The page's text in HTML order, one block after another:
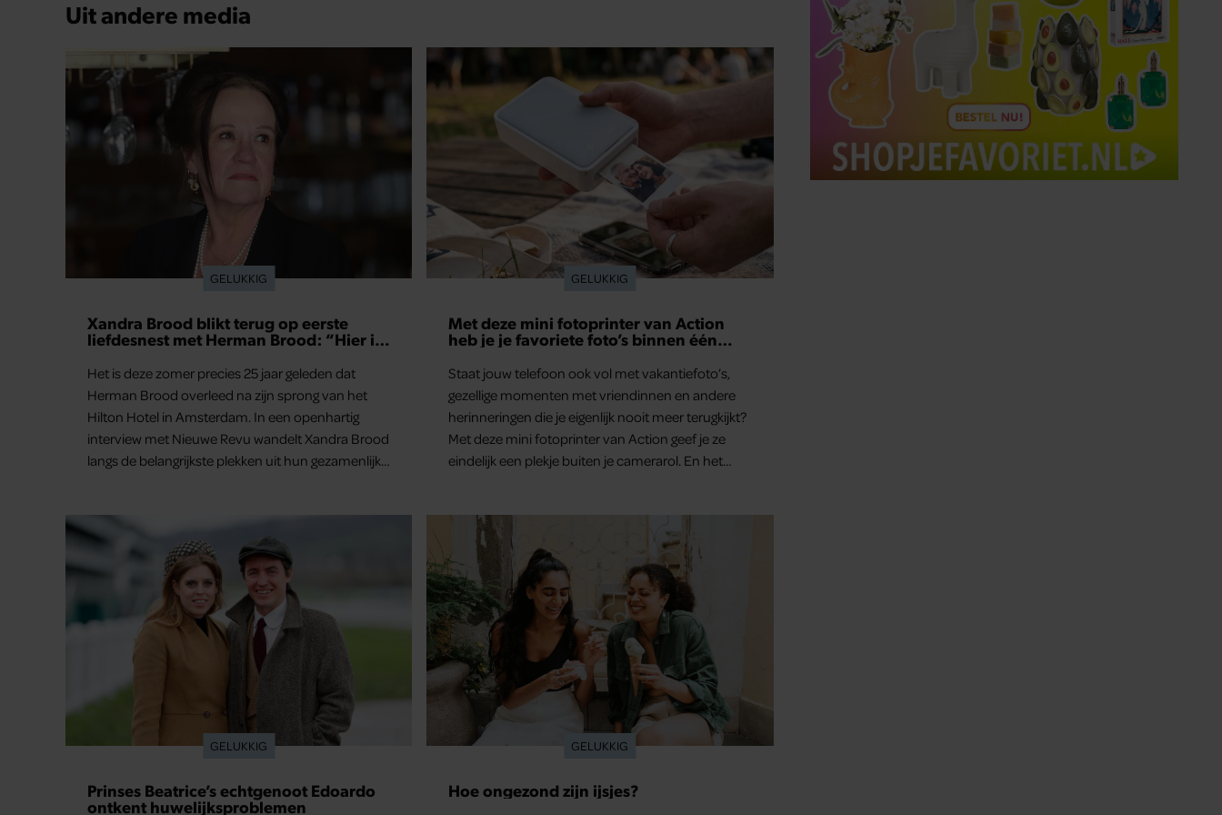
Uit andere media
GELUKKIG
Xandra Brood blikt terug op eerste
liefdesnest met Herman Brood: “Hier is
Het is deze zomer precies 25 jaar geleden dat
Herman Brood overleed na zijn sprong van het
Hilton Hotel in Amsterdam. In een openhartig
interview met Nieuwe Revu wandelt Xandra Brood
langs de belangrijkste plekken uit hun gezamenlijke
herinneringen op. Daar begon hun leven samen
en werd dochter Lola geboren.
GELUKKIG
Met deze mini fotoprinter van Action
heb je je favoriete foto’s binnen één
Staat jouw telefoon ook vol met vakantiefoto’s,
gezellige momenten met vriendinnen en andere
herinneringen die je eigenlijk nooit meer terugkijkt?
Met deze mini fotoprinter van Action geef je ze
eindelijk een plekje buiten je camerarol. En het
GELUKKIG
Prinses Beatrice’s echtgenoot Edoardo
ontkent huwelijksproblemen
GELUKKIG
Hoe ongezond zijn ijsjes?